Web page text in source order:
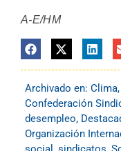
A-E/HM
Archivado en: Clima,
Confederación
desempleo,
Organización